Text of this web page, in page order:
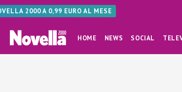
2000 A 0,99 EURO AL MESE
HOME NEWS SOCIAL